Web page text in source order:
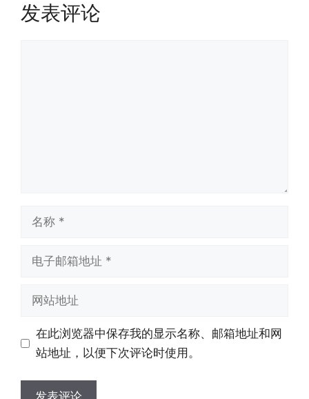
发表评论
址
址
在此浏览器中保存我的显示名称、邮箱地址和网
站地址，以便下次评论时使用。